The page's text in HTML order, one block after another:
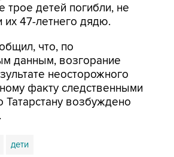
трое детей погибли, не
их 47-летнего дядю.
что, по
данным, возгорание
неосторожного
факту следственными
Татарстану возбуждено
дети